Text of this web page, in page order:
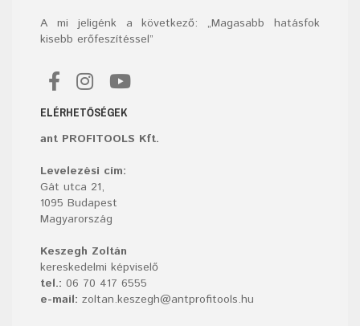
A mi jeligénk a következő: „Magasabb hatásfok
kisebb erőfeszítéssel”
ELÉRHETŐSÉGEK
ant PROFITOOLS Kft.
Levelezési cím:
Gát utca 21,
1095 Budapest
Magyarország
Keszegh Zoltán
kereskedelmi képviselő
tel.: 06 70 417 6555
e-mail: zoltan.keszegh@antprofitools.hu